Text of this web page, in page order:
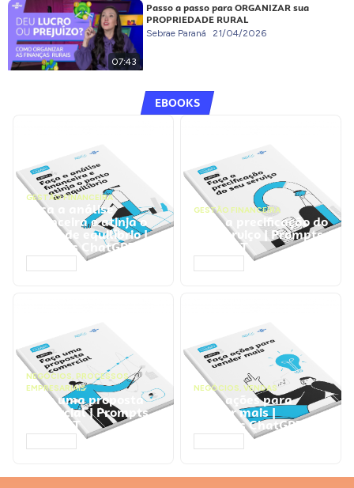
07:43
Passo a passo para ORGANIZAR sua
PROPRIEDADE RURAL
Sebrae Paraná 21/04/2026
EBOOKS
GESTÃO FINANCEIRA
Faça a análise
financeira e atinja o
ponto de equilíbrio |
Prompts ChatGPT
GESTÃO FINANCEIRA
Faça a precificação do
seu serviço | Prompts
ChatGPT
NEGÓCIOS, PROCESSOS
EMPRESARIAIS
Faça uma proposta
comercial | Prompts
ChatGPT
NEGÓCIOS, VENDAS
Faça ações para
vender mais |
Prompts ChatGPT